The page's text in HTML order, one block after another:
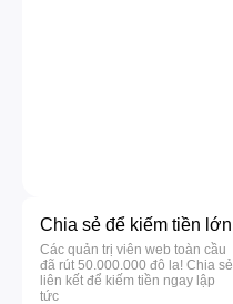
Chia sẻ để kiếm tiền lớn
Các quản trị viên web toàn cầu
đã rút 50.000.000 đô la! Chia sẻ
liên kết để kiếm tiền ngay lập
tức